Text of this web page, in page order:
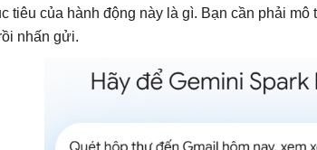
tiêu của hành động này là gì. Bạn cần phải
nhấn gửi.